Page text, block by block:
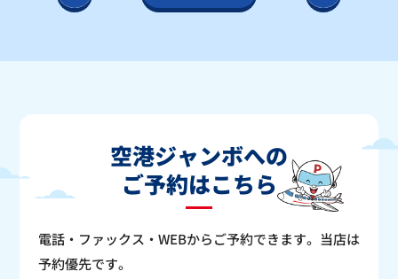
△：残り僅か ×：満車
空港ジャンボへの
ご予約はこちら
電話・ファックス・WEBからご予約できます。当店は
予約優先です。